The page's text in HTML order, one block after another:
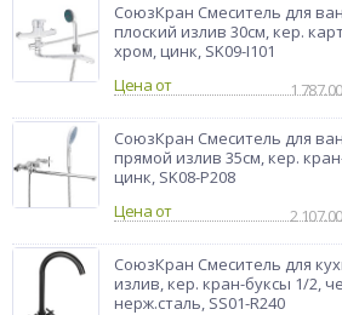
СоюзКран Смеситель для
плоский излив 30см, кер.
хром, цинк, SK09-I101
Цена от
1 787.00
СоюзКран Смеситель для
прямой излив 35см, кер.
цинк, SK08-P208
Цена от
2 107.00
СоюзКран Смеситель для
излив, кер. кран-буксы 1/2,
нерж.сталь, SS01-R240